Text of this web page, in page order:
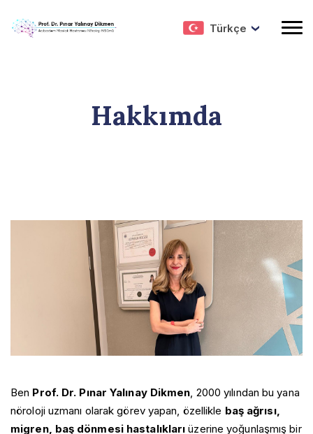
Türkçe
Hakkımda
Ben Prof. Dr. Pınar Yalınay Dikmen , 2000 yılından bu yana
nöroloji uzmanı olarak görev yapan, özellikle baş ağrısı,
migren, baş dönmesi hastalıkları üzerine yoğunlaşmış bir